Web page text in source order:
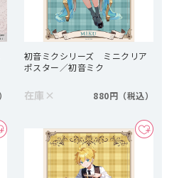
初音ミクシリーズ ミニクリア
ポスター／初音ミク
在庫 × 880円